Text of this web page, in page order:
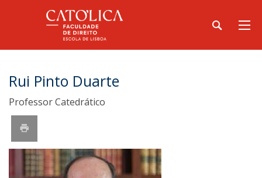
Rui Pinto Duarte
Professor Catedrático